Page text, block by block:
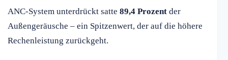
ANC-System unterdrückt satte 89,4 Prozent der
Außengeräusche – ein Spitzenwert, der auf die höhere
Rechenleistung zurückgeht.